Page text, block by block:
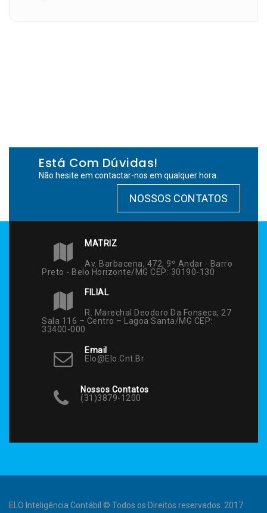
Está Com Dúvidas!
Não hesite em contactar-nos em qualquer hora.
NOSSOS CONTATOS
MATRIZ
Av. Barbacena, 472, 9º Andar - Barro
Preto - Belo Horizonte/MG CEP: 30190-130
FILIAL
R. Marechal Deodoro Da Fonseca, 27
Sala 116 – Centro – Lagoa Santa/MG CEP:
33400-000
Email
Elo@elo.cnt.br
Nossos Contatos
(31)3879-1200
ELO Inteligência Contábil © Todos os Direitos reservados. 2017